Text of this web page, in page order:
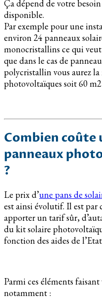
Ça dépend de votre
disponible.
Par exemple pour une
environ 24 panneaux
monocristallins ce qui
que dans le cas de
polycristallin vous aurez la
photovoltaïques soit 60
Combien
panneaux
?
Le prix d’une pans de
est ainsi évolutif. Il est par
apporter un tarif sûr,
du kit solaire
fonction des aides de
Parmi ces éléments
notamment :